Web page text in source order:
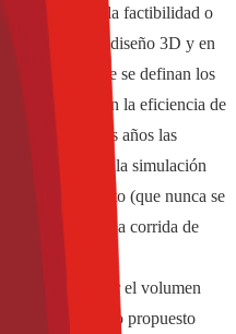
de producción la factibilidad o
modificar el diseño 3D y en
hasta que se definan los
gran impacto en la eficiencia de
hace muchos años las
o se destina a la simulación
de bajo costo (que nunca se
pruebas con una corrida de
permiten tener el volumen
el contenido propuesto